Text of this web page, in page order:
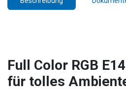
Full Color RGB
für tolles